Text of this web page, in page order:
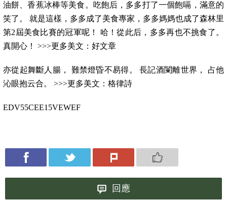
油餅、香蕉冰棒等美食。吃飽后，多多打了一個飽嗝，滿意的
笑了。 就是這樣，多多成了美食專家，多多媽媽也成了森林里
第2屆美食比賽的冠軍呢！ 哈！從此后，多多再也不挑食了。
真開心！ >>>更多美文：好文章
亦從起舞斷人腸， 難禁燈昏不易得。 長記酒闌離世界， 占他
沁眼抱云合。 >>>更多美文：格律詩
EDV55CEE15VEWEF
回應